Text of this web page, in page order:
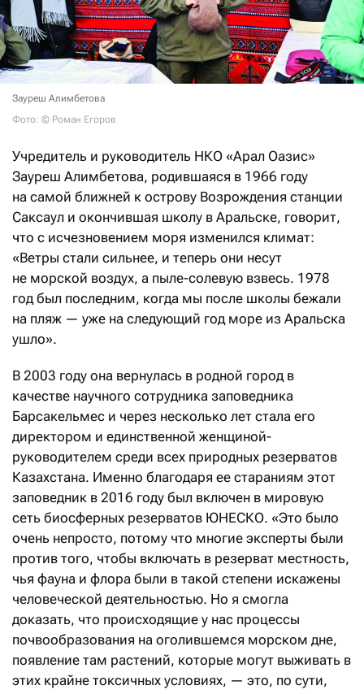
Зауреш Алимбетова
Фото: © Роман Егоров
Учредитель и руководитель НКО «Арал Оазис»
Зауреш Алимбетова, родившаяся в 1966 году
на самой ближней к острову Возрождения станции
Саксаул и окончившая школу в Аральске, говорит,
что с исчезновением моря изменился климат:
«Ветры стали сильнее, и теперь они несут
не морской воздух, а пыле-солевую взвесь. 1978
год был последним, когда мы после школы бежали
на пляж — уже на следующий год море из Аральска
ушло».
В 2003 году она вернулась в родной город в
качестве научного сотрудника заповедника
Барсакельмес и через несколько лет стала его
директором и единственной женщиной-
руководителем среди всех природных резерватов
Казахстана. Именно благодаря ее стараниям этот
заповедник в 2016 году был включен в мировую
сеть биосферных резерватов ЮНЕСКО. «Это было
очень непросто, потому что многие эксперты были
против того, чтобы включать в резерват местность,
чья фауна и флора были в такой степени искажены
человеческой деятельностью. Но я смогла
доказать, что происходящие у нас процессы
почвообразования на оголившемся морском дне,
появление там растений, которые могут выживать в
этих крайне токсичных условиях, — это, по сути,